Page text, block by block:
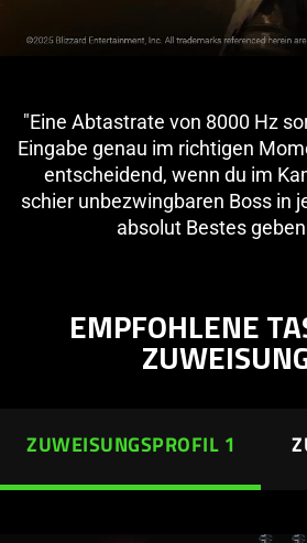
"Eine Abtastrate von 8000 Hz
Eingabe genau im richtigen
entscheidend, wenn du im
schier unbezwingbaren Boss in
absolut Bestes
EMPFOHLENE
ZUWEISUNGSPROFIL 1